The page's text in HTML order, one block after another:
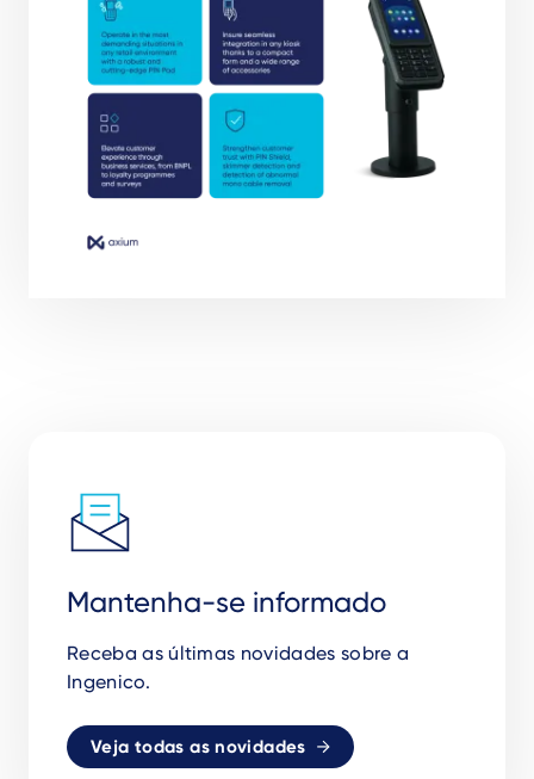
Mantenha-se informado
Receba asúltimas novidades sobre a
Ingenico.
Veja todas as novidades